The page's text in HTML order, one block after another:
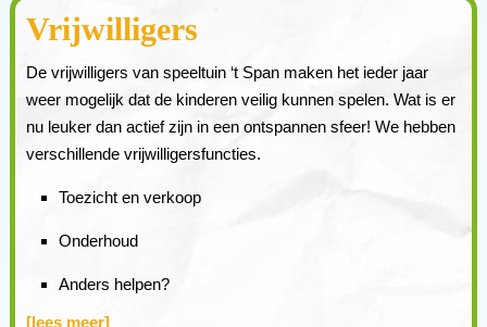
Vrijwilligers
De vrijwilligers van speeltuin ‘t Span maken het ieder jaar
weer mogelijk dat de kinderen veilig kunnen spelen. Wat is er
nu leuker dan actief zijn in een ontspannen sfeer! We hebben
verschillende vrijwilligersfuncties.
Toezicht en verkoop
Onderhoud
Anders helpen?
[lees meer]